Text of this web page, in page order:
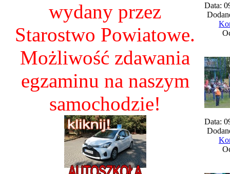
wydany przez
Starostwo Powiatowe.
Możliwość zdawania
egzaminu na naszym
samochodzie!
Data:
Data: